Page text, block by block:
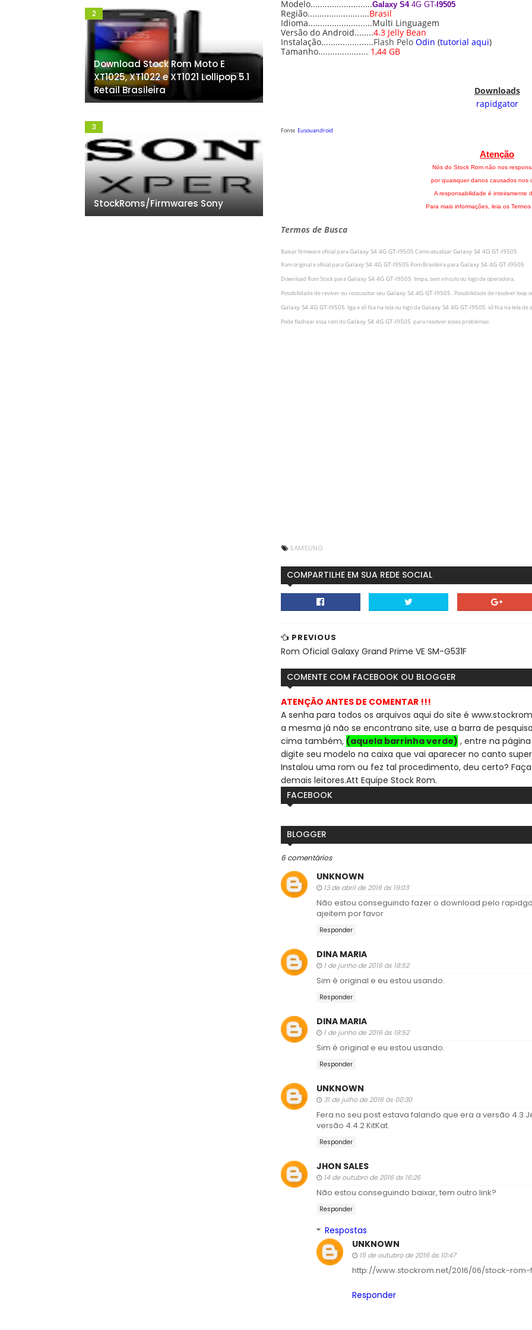
Modelo..........................Galaxy S44G GT- I9505
Região..........................Brasil
Idioma...........................Multi Linguagem
Versão do Android........4.3 Jelly Bean
Instalação......................Flash Pelo Odin (tutorial aqui)
Tamanho..................... 1,44 GB
Downloads
rapidgator
Fonte Eusouandroid
Atenção
Nós do Stock Rom não nos
por quaisquer danos causados nos
A responsabilidade é inteiramente
Para mais informações, leia os
Termos de Busca
Baixar firmware oficial paraGalaxy S4 4G GT-I9505 Como atualizarGalaxy S4 4G GT-I9505
Rom original e oficial paraGalaxy S4 4G GT-I9505 Rom Brasileira paraGalaxy S4 4G GT-I9505
Download Rom Stock paraGalaxy S4 4G GT-I9505 limpa, sem vinculo ou logo de operadora.
Possibilidade de reviver ou ressuscitar seu Galaxy S4 4G GT-I9505 . Possibilidade de resolver loop
Galaxy S4 4G GT-I9505 liga e só fica na tela ou logo daGalaxy S4 4G GT-I9505 só fica na tela de
Pode flashear essa rom doGalaxy S4 4G GT-I9505 para resolver esses problemas
SAMSUNG
COMPARTILHE EM SUA REDE SOCIAL
PREVIOUS
Rom Oficial Galaxy Grand Prime VE SM-G531F
COMENTE COM FACEBOOK OU BLOGGER
ATENÇÃO ANTES DE COMENTAR !!!
A senha para todos os arquivos aqui do site é
a mesma já não se encontrano site, use a barra de
cima também, (aquela barrinha verde) , entre na
digite seu modelo na caixa que vai aparecer no canto
Instalou uma rom ou fez tal procedimento, deu certo?
demais leitores.Att Equipe Stock Rom.
FACEBOOK
BLOGGER
6 comentários
UNKNOWN
13 de abril de 2016 às 19:03
Não estou conseguindo fazer o download pelo
ajeitem por favor
Responder
DINA MARIA
1 de junho de 2016 às 18:52
Sim é original e eu estou usando.
Responder
DINA MARIA
1 de junho de 2016 às 18:52
Sim é original e eu estou usando.
Responder
UNKNOWN
31 de julho de 2016 às 00:30
Fera no seu post estava falando que era a versão 4.3
versão 4.4.2 KitKat.
Responder
JHON SALES
14 de outubro de 2016 às 16:26
Não estou conseguindo baixar, tem outro link?
Responder
Respostas
UNKNOWN
15 de outubro de 2016 às 10:47
http://www.stockrom.net/2016/06/stock-
Responder
Download Stock Rom Moto E
XT1025, XT1022 e XT1021 Lollipop 5.1
Retail Brasileira
StockRoms/Firmwares Sony